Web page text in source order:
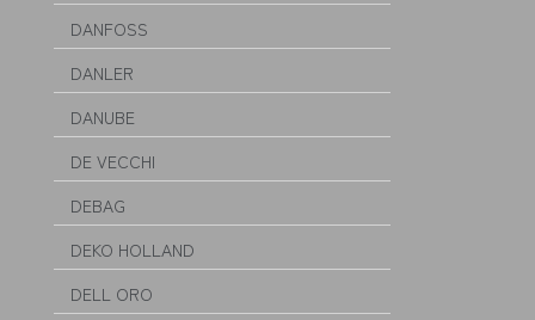
DANFOSS
DANLER
DANUBE
DE VECCHI
DEBAG
DEKO HOLLAND
DELL ORO